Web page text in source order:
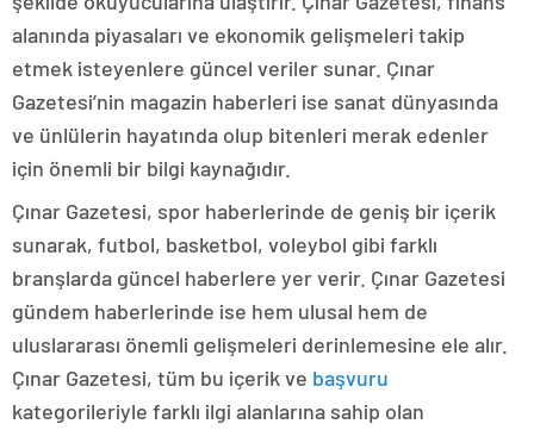
alanında piyasaları ve ekonomik gelişmeleri takip
etmek isteyenlere güncel veriler sunar. Çınar
Gazetesi’nin magazin haberleri ise sanat dünyasında
ve ünlülerin hayatında olup bitenleri merak edenler
için önemli bir bilgi kaynağıdır.
Çınar Gazetesi, spor haberlerinde de geniş bir içerik
sunarak, futbol, basketbol, voleybol gibi farklı
branşlarda güncel haberlere yer verir. Çınar Gazetesi
gündem haberlerinde ise hem ulusal hem de
uluslararası önemli gelişmeleri derinlemesine ele alır.
Çınar Gazetesi, tüm bu içerik ve başvuru
kategorileriyle farklı ilgi alanlarına sahip olan